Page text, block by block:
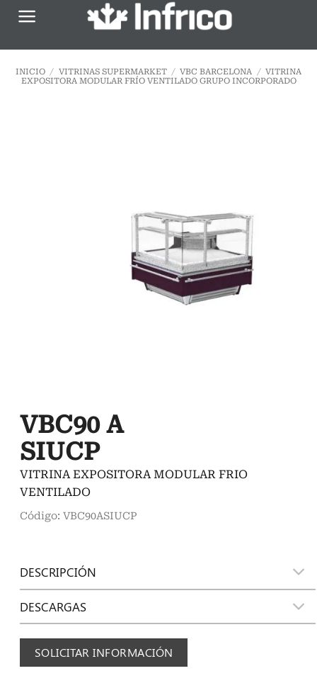
Saltar
INICIO / VITRINAS SUPERMARKET / VBC BARCELONA / VITRINA
EXPOSITORA MODULAR FRÍO VENTILADO GRUPO INCORPORADO
VBC90 A
SIUCP
VITRINA EXPOSITORA MODULAR FRIO
VENTILADO
Código: VBC90ASIUCP
DESCRIPCIÓN
DESCARGAS
SOLICITAR INFORMACIÓN